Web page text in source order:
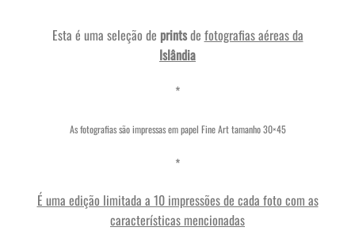
Esta é uma seleção de printsde fotografias aéreas da
Islândia
*
As fotografias são impressas em papel Fine Art tamanho 30×45
*
É uma edição limitada a 10 impressões de cada foto com as
características mencionadas